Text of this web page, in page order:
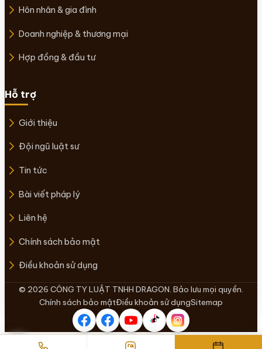
Hôn nhân & gia đình
Doanh nghiệp & thương mại
Hợp đồng & đầu tư
Hỗ trợ
Giới thiệu
Đội ngũ luật sư
Tin tức
Bài viết pháp lý
Liên hệ
Chính sách bảo mật
Điều khoản sử dụng
© 2026 CÔNG TY LUẬT TNHH DRAGON. Bảo lưu mọi quyền.
Chính sách bảo mậtĐiều khoản sử dụngSitemap